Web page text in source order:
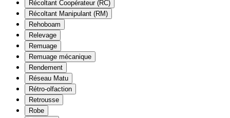
Récoltant Coopérateur (RC)
Récoltant Manipulant (RM)
Rehoboam
Relevage
Remuage
Remuage mécanique
Rendement
Réseau Matu
Rétro-olfaction
Retrousse
Robe